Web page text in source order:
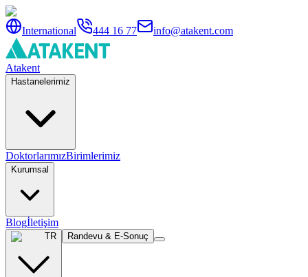
International 444 16 77 info@atakent.com
Atakent
Hastanelerimiz
DoktorlarımızBirimlerimiz
Kurumsal
Blogİletişim
TR Randevu & E-Sonuç